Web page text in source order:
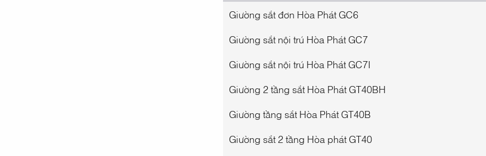
Giường sắt đơn Hòa Phát GC6
Giường sắt nội trú Hòa Phát GC7
Giường sắt nội trú Hòa Phát GC7I
Giường 2 tầng sắt Hòa Phát GT40BH
Giường tầng sắt Hòa Phát GT40B
Giường sắt 2 tầng Hòa phát GT40